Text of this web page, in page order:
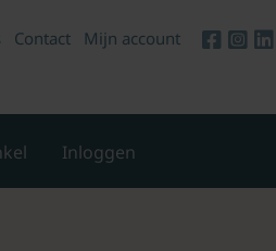
Contact Mijn account
Inloggen